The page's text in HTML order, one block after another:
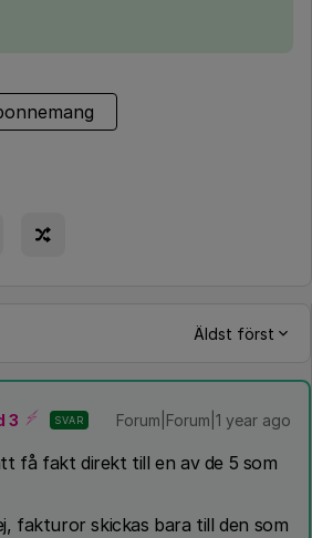
Äldst först
3 SVAR Forum|Forum|1 year ago
få fakt direkt till en av de 5 som
fakturor skickas bara till den som